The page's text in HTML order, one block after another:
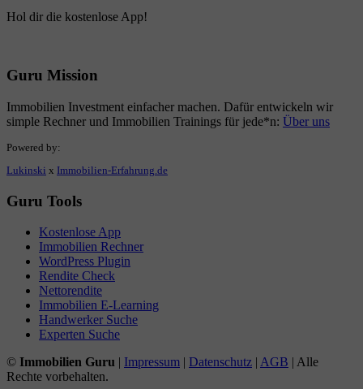
Hol dir die kostenlose App!
Guru Mission
Immobilien Investment einfacher machen. Dafür entwickeln wir
simple Rechner und Immobilien Trainings für jede*n: Über uns
Powered by:
Lukinski x Immobilien-Erfahrung.de
Guru Tools
Kostenlose App
Immobilien Rechner
WordPress Plugin
Rendite Check
Nettorendite
Immobilien E-Learning
Handwerker Suche
Experten Suche
© Immobilien Guru | Impressum | Datenschutz | AGB | Alle
Rechte vorbehalten.